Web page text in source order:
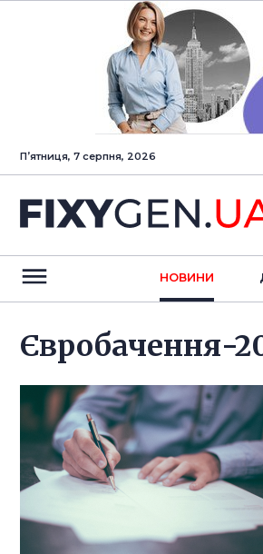
Пʼятниця, 7 серпня, 2026
НОВИНИ
Євробачення-